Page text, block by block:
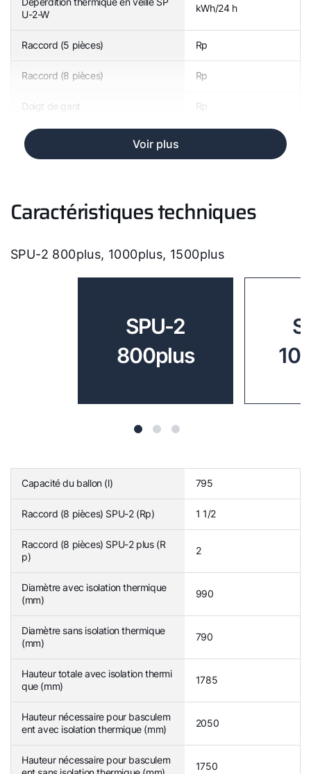
U-2-W
kWh/24 h
Raccord (5 pièces) Rp
Raccord (8 pièces) Rp
Doigt de gant Rp
Voir plus
Caractéristiques techniques
SPU-2 800plus, 1000plus, 1500plus
SPU-2
800plus
Capacité du ballon (l) 795
Raccord (8 pièces) SPU-2 (Rp) 1 1/2
Raccord (8 pièces) SPU-2 plus (R
p)
2
Diamètre avec isolation thermique
(mm)
990
Diamètre sans isolation thermique
(mm)
790
Hauteur totale avec isolation thermi
que (mm)
1785
Hauteur nécessaire pour basculem
ent avec isolation thermique (mm)
2050
Hauteur nécessaire pour basculem
1750